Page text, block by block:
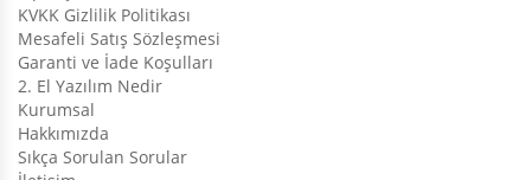
KVKK Gizlilik Politikası
Mesafeli Satış Sözleşmesi
Garanti ve İade Koşulları
2. El Yazılım Nedir
Kurumsal
Hakkımızda
Sıkça Sorulan Sorular